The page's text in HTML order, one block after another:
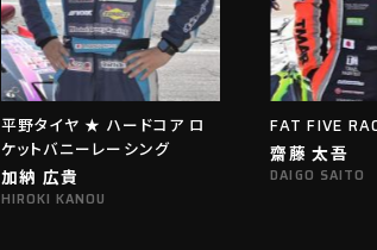
平野タイヤ ★ ハードコア ロ
ケットバニーレーシング
加納 広貴
HIROKI KANOU
FAT FIVE
齋藤 太吾
DAIGO SAITO